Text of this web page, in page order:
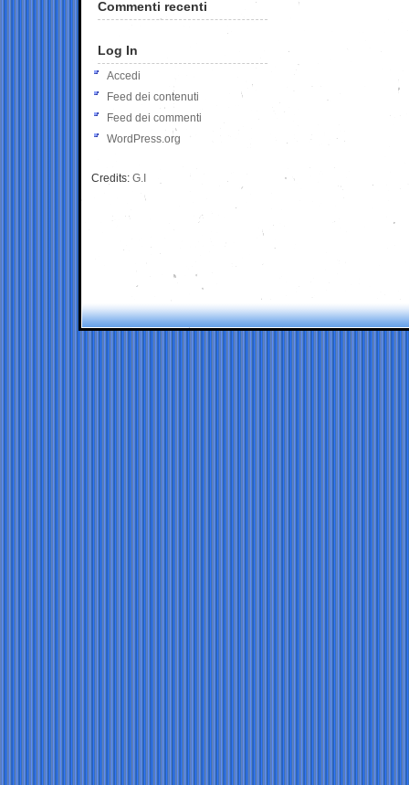
Commenti recenti
Log In
Accedi
Feed dei contenuti
Feed dei commenti
WordPress.org
Credits: G.I